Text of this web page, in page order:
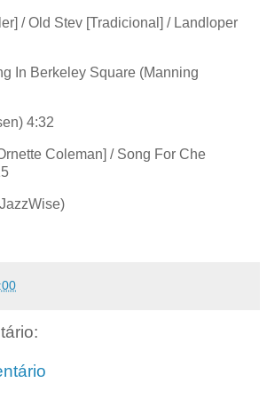
/ Old Stev [Tradicional] / Landloper
In Berkeley Square (Manning
4:32
Coleman] / Song For Che